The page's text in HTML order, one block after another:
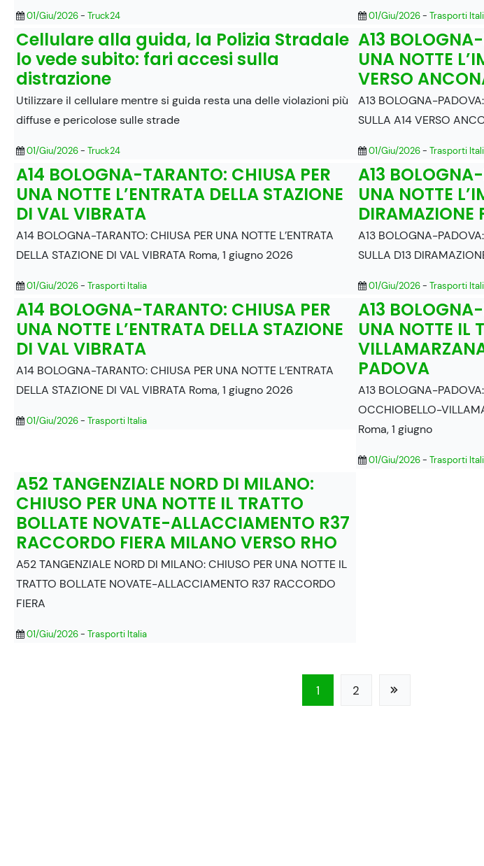
01/Giu/2026- Truck24 01/Giu/2026- Trasporti
Cellulare alla guida, la Polizia Stradale
lo vede subito: fari accesi sulla
distrazione
Utilizzare il cellulare mentre si guida resta una delle violazioni più
diffuse e pericolose sulle strade
01/Giu/2026- Truck24
A13
UNA NOTTE
VERSO
A13 BOLOGNA-
SULLA A14 VERSO
01/Giu/2026- Trasporti
A14 BOLOGNA-TARANTO: CHIUSA PER
UNA NOTTE L’ENTRATA DELLA STAZIONE
DI VAL VIBRATA
A14 BOLOGNA-TARANTO: CHIUSA PER UNA NOTTE L’ENTRATA
DELLA STAZIONE DI VAL VIBRATA Roma, 1 giugno 2026
01/Giu/2026- Trasporti Italia
A13
UNA NOTTE
DIRAMAZIONE
A13 BOLOGNA-
SULLA D13
01/Giu/2026- Trasporti
A14 BOLOGNA-TARANTO: CHIUSA PER
UNA NOTTE L’ENTRATA DELLA STAZIONE
DI VAL VIBRATA
A14 BOLOGNA-TARANTO: CHIUSA PER UNA NOTTE L’ENTRATA
DELLA STAZIONE DI VAL VIBRATA Roma, 1 giugno 2026
01/Giu/2026- Trasporti Italia
A13
UNA NOTTE IL
PADOVA
A13 BOLOGNA-
OCCHIOBELLO-
Roma, 1 giugno
01/Giu/2026- Trasporti
A52 TANGENZIALE NORD DI MILANO:
CHIUSO PER UNA NOTTE IL TRATTO
BOLLATE NOVATE-ALLACCIAMENTO R37
RACCORDO FIERA MILANO VERSO RHO
A52 TANGENZIALE NORD DI MILANO: CHIUSO PER UNA NOTTE IL
TRATTO BOLLATE NOVATE-ALLACCIAMENTO R37 RACCORDO
FIERA
01/Giu/2026- Trasporti Italia
1 2